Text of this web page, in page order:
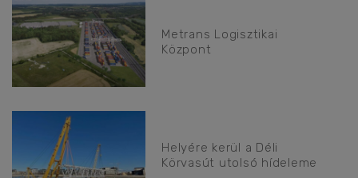
Metrans Logisztikai
Központ
Helyére kerül a Déli
Körvasút utolsó hídeleme